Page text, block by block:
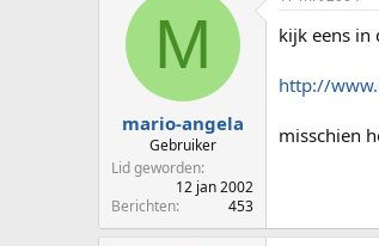
M
mario-angela
Gebruiker
Lid geworden
12 jan 2002
Berichten
453
kijk eens in
http://
misschien